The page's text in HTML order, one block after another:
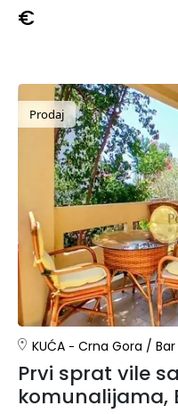
€
Prodaj
KUĆA Crna Gora / Bar
Prvi sprat vile
komunalijama,